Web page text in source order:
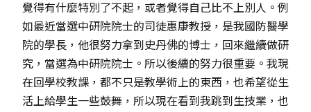
覺得有什麼特別了不起，或者覺得自己比不上別人。例
如最近當選中研院院士的司徒惠康教授，是我國防醫學
院的學長，他很努力拿到史丹佛的博士，回來繼續做研
究，當選為中研院院士。所以後續的努力很重要。我現
在回學校教課，都不只是教學術上的東西，也希望從生
活上給學生一些鼓舞，所以現在看到我跳到生技業，也